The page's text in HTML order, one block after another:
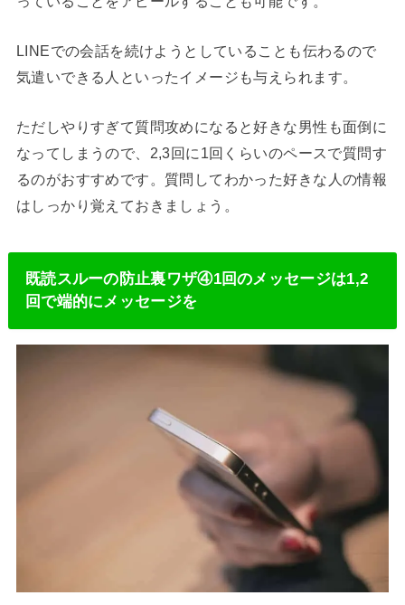
LINEでの会話を続けようとしていることも伝わるので
気遣いできる人といったイメージも与えられます。
ただしやりすぎて質問攻めになると好きな男性も面倒に
なってしまうので、2,3回に1回くらいのペースで質問す
るのがおすすめです。質問してわかった好きな人の情報
はしっかり覚えておきましょう。
既読スルーの防止裏ワザ④1回のメッセージは1,2
回で端的にメッセージを